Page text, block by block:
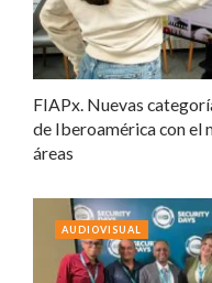
FIAPx. Nuevas
de Iberoamérica con el
áreas
AUDIOVISUAL